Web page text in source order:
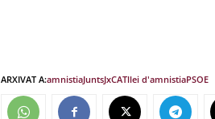
ARXIVAT A:amnistiaJuntsJxCATllei d'amnistiaPSOE